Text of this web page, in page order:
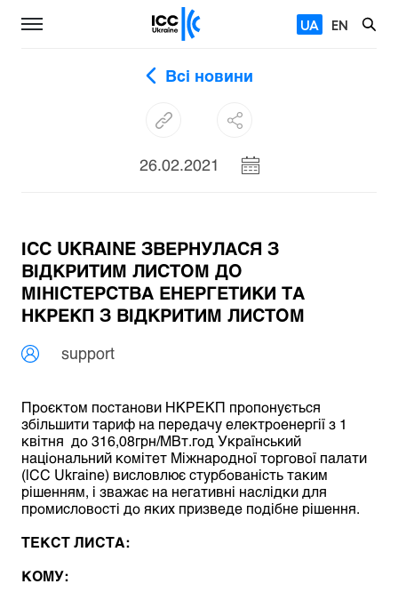
UA EN
Всі новини
26.02.2021
ІСС UKRAINE ЗВЕРНУЛАСЯ З
ВІДКРИТИМ ЛИСТОМ ДО
МІНІСТЕРСТВА ЕНЕРГЕТИКИ ТА
НКРЕКП З ВІДКРИТИМ ЛИСТОМ
support
Проєктом постанови НКРЕКП пропонується
збільшити тариф на передачу електроенергії з 1
квітня до 316,08грн/МВт.год Український
національний комітет Міжнародної торгової палати
(lCC Ukгаinе) висловлює стурбованість таким
рішенням, і зважає на негативні наслідки для
промисловості до яких призведе подібне рішення.
ТЕКСТ ЛИСТА:
КОМУ: